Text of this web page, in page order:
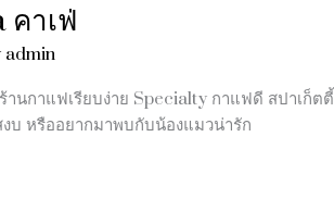
คาเฟ่
admin
านกาแฟเรียบง่าย Specialty กาแฟดี สปาเก็ตตี้
บ หรืออยากมาพบกับน้องแมวน่ารัก